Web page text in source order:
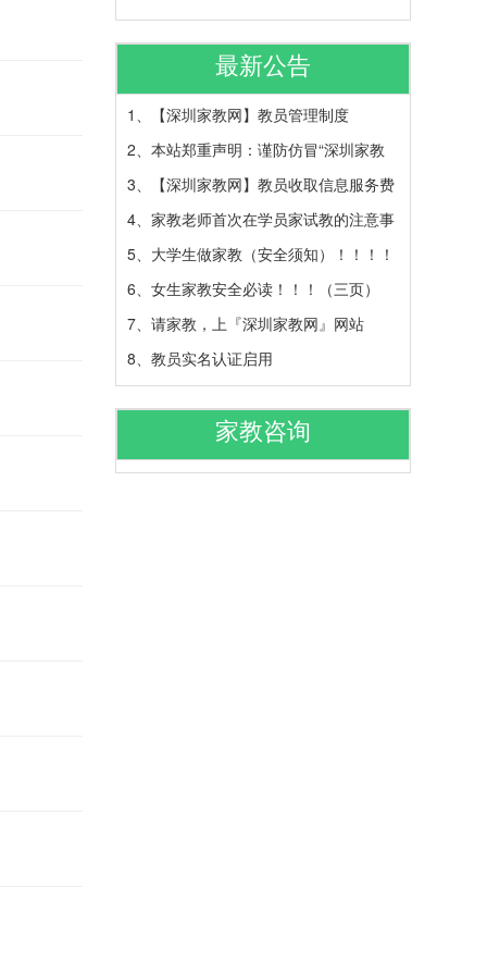
最新公告
1、
【深圳家教网】教员管理制度
2、 本站郑重声明：谨防仿冒“深圳家教
网”
3、
【深圳家教网】教员收取信息服务费
收费标准
4、 家教老师首次在学员家试教的注意事
项
5、 大学生做家教（安全须知）！！！！
（共三页）
6、 女生家教安全必读！！！（三页）
7、 请家教，上『深圳家教网』网站
8、 教员实名认证启用
家教咨询